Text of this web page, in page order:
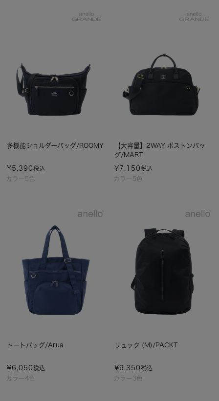
カラー5色
多機能ショルダーバッグ/ROOMY
¥5,390税込
カラー5色
【大容量】2WAY ボストンバッ
グ/MART
¥ 7,150税込
カラー4色
トートバッグ/Arua
¥6,050税込
カラー3色
リュック (M)/PACKT
¥9,350税込